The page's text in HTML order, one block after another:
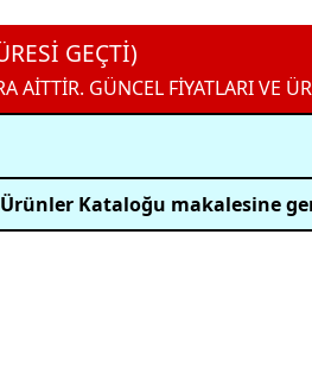
GEÇTİ)
AİTTİR. GÜNCEL FİYATLARI VE
Kataloğu makalesine